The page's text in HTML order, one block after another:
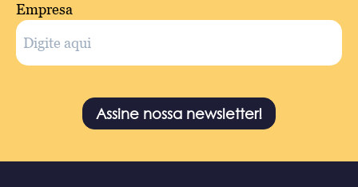
Empresa
Assine nossa newsletter!